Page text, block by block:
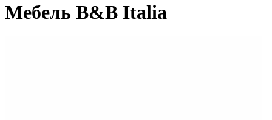
Мебель B&B Italia